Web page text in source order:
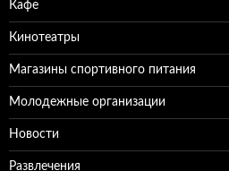
Кафе
Кинотеатры
Магазины спортивного питания
Молодежные организации
Новости
Развлечения